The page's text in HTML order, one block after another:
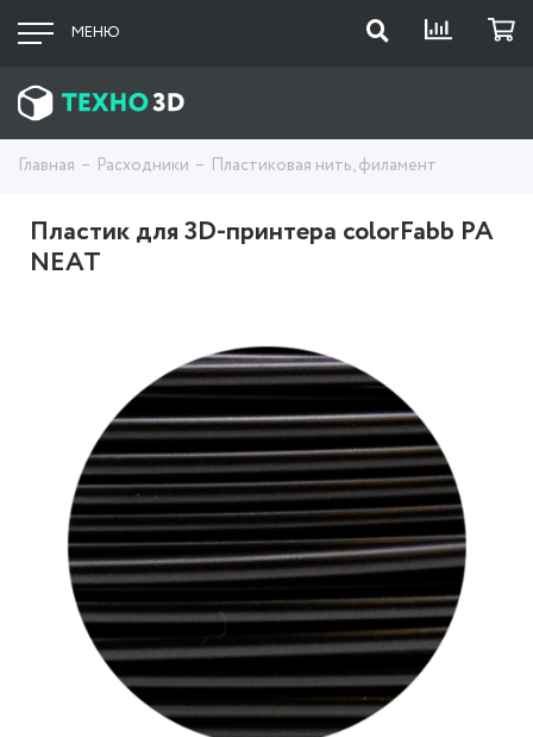
МЕНЮ
Главная Расходники Пластиковая нить, филамент
Пластик для 3D-принтера colorFabb PA
NEAT